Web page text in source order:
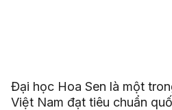
Đại học Hoa Sen là một
Việt Nam đạt tiêu chuẩn